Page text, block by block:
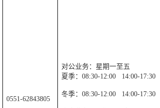
0551-62843805
对公业务：星期一至五
夏季：08:30-12:00 14:00-17:30
冬季：08:30-12:00 14:00-17:30